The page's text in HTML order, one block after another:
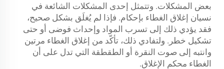
بعض المشكلات. وتتمثل إحدى المشكلات الشائعة في
نسيان إغلاق الغطاء بإحكام. فإذا لم يُغلَق بشكل صحيح،
فقد يؤدي ذلك إلى تسرب المواد وإحداث فوضى أو حتى
تشكيل خطر. ولتفادي ذلك، تأكّد من إغلاق الغطاء مرتين
وانتبه إلى صوت النقرة أو الطقطقة التي تدل على أن
الغطاء محكم الإغلاق.